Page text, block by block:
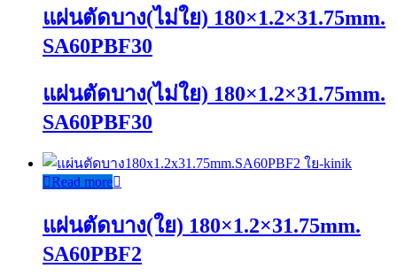
แผ่นตัดบาง(ไม่ใย) 180×1.2×31.75mm.
SA60PBF30
แผ่นตัดบาง(ไม่ใย) 180×1.2×31.75mm.
SA60PBF30
Read more
แผ่นตัดบาง(ใย) 180×1.2×31.75mm.
SA60PBF2